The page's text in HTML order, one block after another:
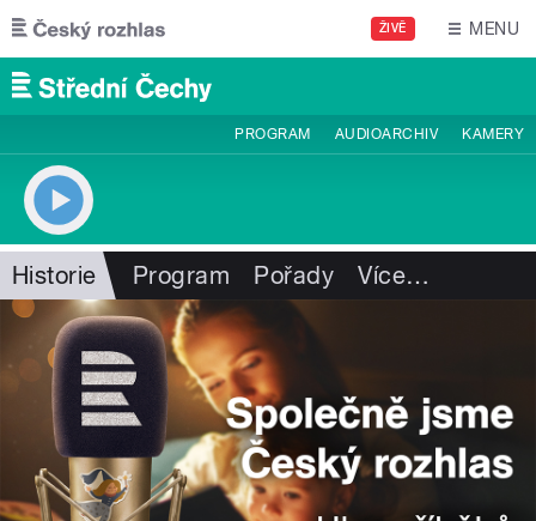
Přejít k hlavnímu obsahu
ŽIVĚ MENU
PROGRAM AUDIOARCHIV KAMERY
Historie Program Pořady Více…